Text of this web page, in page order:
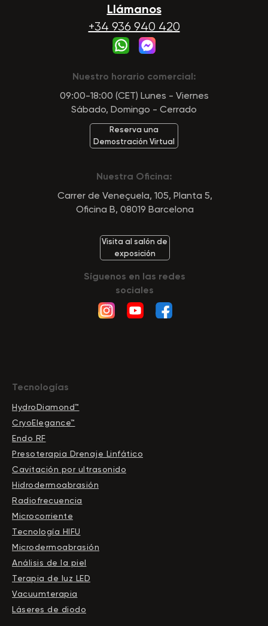
Llámanos
+34 936 940 420
Nuestro horario comercial:
09:00-18:00 (CET) Lunes - Viernes
Sábado, Domingo - Cerrado
Nuestra Oficina:
Carrer de Veneçuela, 105, Planta 5,
Oficina B, 08019 Barcelona
Reserva una
Demostración Virtual
Visita al salón de
exposición
Síguenos en las redes
sociales
Tecnologías
HydroDiamond™
CryoElegance™
Endo RF
Presoterapia Drenaje Linfático
Cavitación por ultrasonido
Hidrodermoabrasión
Radiofrecuencia
Microcorriente
Tecnología HIFU
Microdermoabrasión
Análisis de la piel
Terapia de luz LED
Vacuumterapia
Láseres de diodo